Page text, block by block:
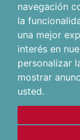
navegación
la
una mejor
interés en
personalizar
mostrar
usted.